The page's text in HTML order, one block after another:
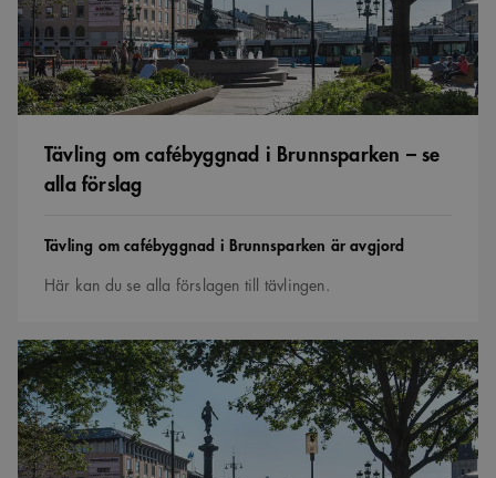
förslag
Tävling om cafébyggnad i Brunnsparken – se
alla förslag
Tävling
Tävling om cafébyggnad i Brunnsparken är avgjord
Här kan du se alla förslagen till tävlingen.
Tävling
om
cafébyggnad
i
Brunnsparken